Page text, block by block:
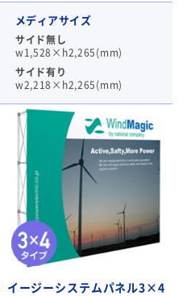
メディアサイズ
サイド無し
w1,528×h2,265(mm)
サイド有り
w2,218×h2,265(mm)
イージーシステムパネル3×4